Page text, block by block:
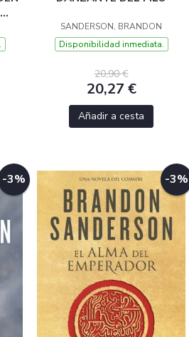
SANDERSON, BRANDON
Disponibilidad inmediata.
20,90 €
20,27 €
Añadir a cesta
-3% -3%